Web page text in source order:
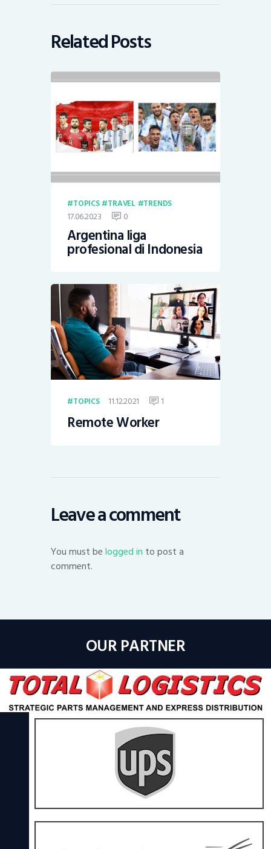
Related Posts
TOPICS TRAVEL TRENDS
17.06.2023 0
Argentina liga
profesional di Indonesia
TOPICS 11.12.2021 1
Remote Worker
Leave a comment
You must belogged in to post a
comment.
OUR PARTNER